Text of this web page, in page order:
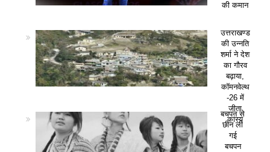
की कमान
उत्तराखण्ड
की उन्नति
शर्मा ने देश
का गौरव
बढ़ाया,
कॉमनवेल्थ
-26 में
जीता
कांस्य
बचपन से
छीन ली
गई
बचपन